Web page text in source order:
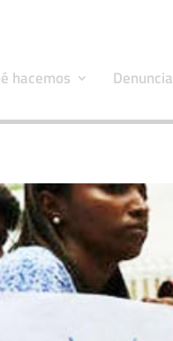
hacemos Denuncia